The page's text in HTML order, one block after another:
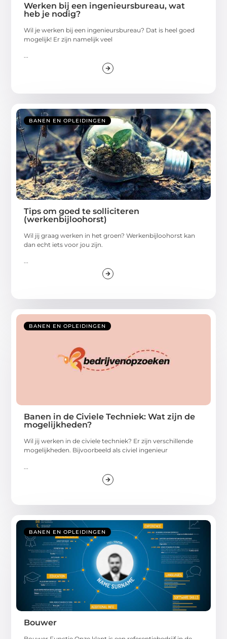
Werken bij een ingenieursbureau, wat
heb je nodig?
Wil je werken bij een ingenieursbureau? Dat is heel goed
mogelijk! Er zijn namelijk veel
...
BANEN EN OPLEIDINGEN
Tips om goed te solliciteren
(werkenbijloohorst)
Wil jij graag werken in het groen? Werkenbijloohorst kan
dan echt iets voor jou zijn.
...
BANEN EN OPLEIDINGEN
Banen in de Civiele Techniek: Wat zijn de
mogelijkheden?
Wil jij werken in de civiele techniek? Er zijn verschillende
mogelijkheden. Bijvoorbeeld als civiel ingenieur
BANEN EN OPLEIDINGEN
Bouwer